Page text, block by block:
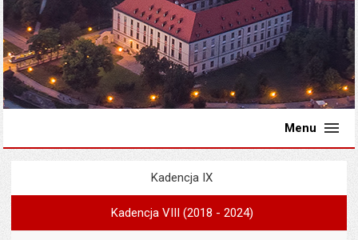
Menu
Menu
Kadencja IX
Kadencja VIII (2018 - 2024)